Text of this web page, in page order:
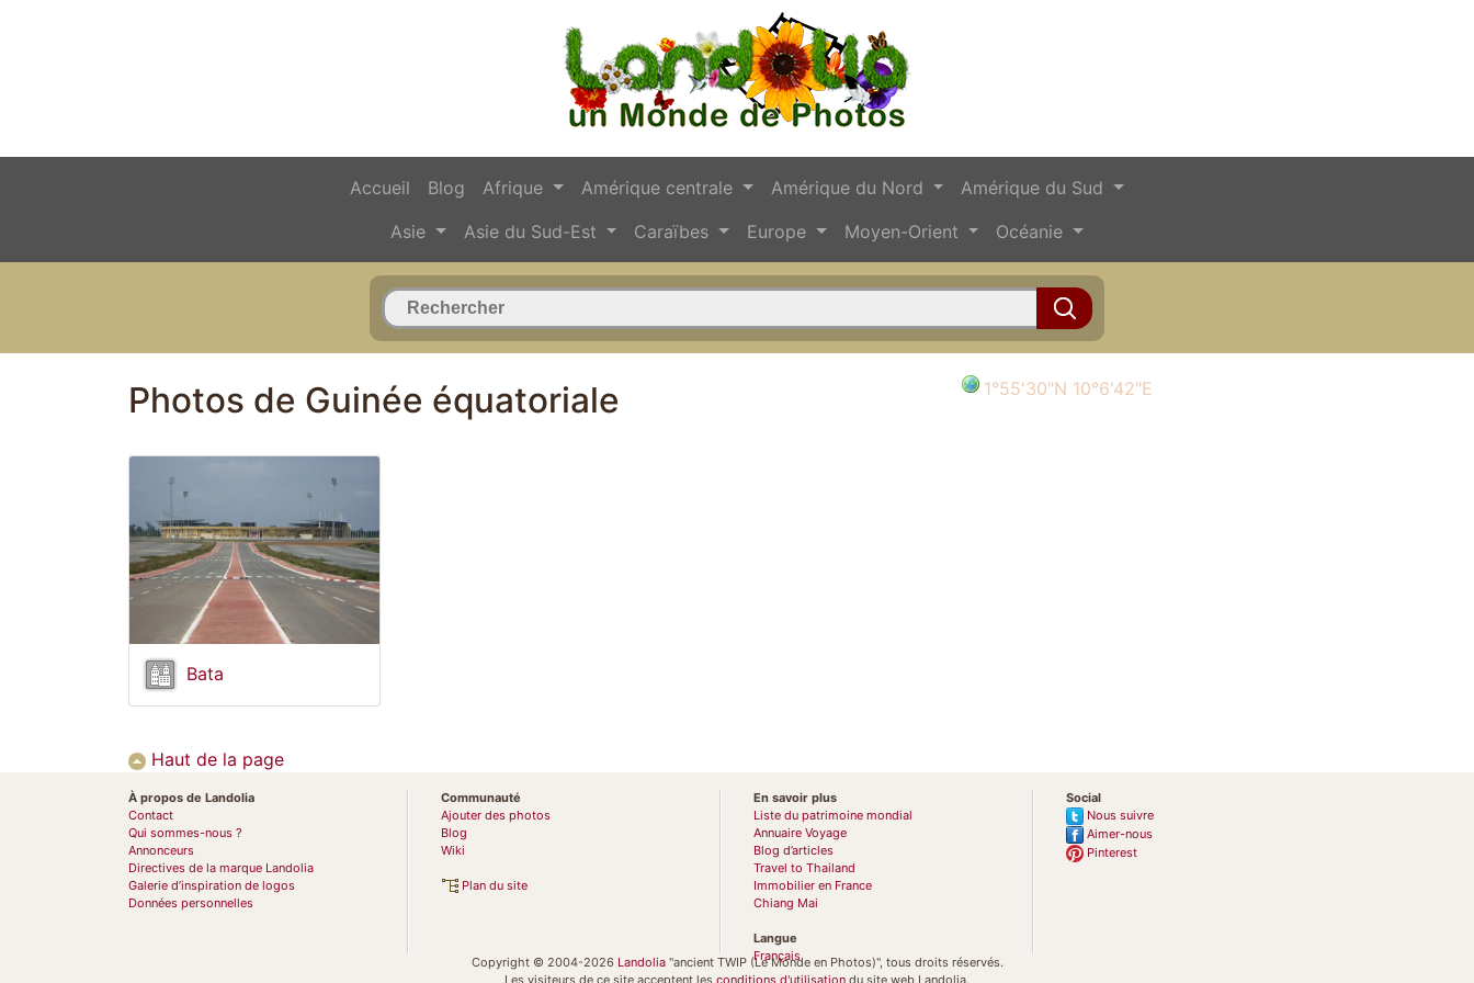
Accueil Blog Afrique Amérique centrale Amérique du Nord
Amérique du Sud
Asie
Asie du Sud-Est Caraïbes Europe Moyen-Orient Océanie
Photos de Guinée équatoriale
Bata
1°55'30"N 10°6'42"E
Haut de la page
À propos de Landolia
Contact
Qui sommes-nous ?
Annonceurs
Directives de la marque Landolia
Galerie d’inspiration de logos
Données personnelles
Communauté
Ajouter des photos
Blog
Wiki
Plan du site
En savoir plus
Liste du patrimoine mondial
Annuaire Voyage
Blog d’articles
Travel to Thailand
Immobilier en France
Chiang Mai
Langue
Français
Social
Nous suivre
Aimer-nous
Pinterest
Copyright © 2004-2026 Landolia"ancient TWIP (Le Monde en Photos)", tous droits réservés.